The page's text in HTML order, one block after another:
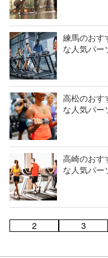
練馬のおす
な人気パー
高松のおす
な人気パー
高崎のおす
な人気パー
2 3